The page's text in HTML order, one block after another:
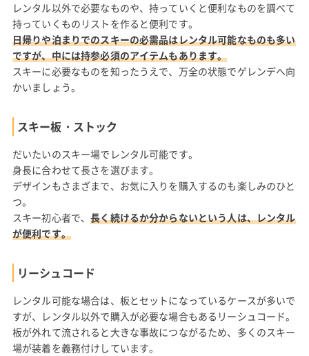
レンタル以外で必要なものや、持っていくと便利なものを調べて
持っていくものリストを作ると便利です。
日帰りや泊まりでのスキーの必需品はレンタル可能なものも多い
ですが、中には持参必須のアイテムもあります。
スキーに必要なものを知ったうえで、万全の状態でゲレンデへ向
かいましょう。
スキー板・ストック
だいたいのスキー場でレンタル可能です。
身長に合わせて長さを選びます。
デザインもさまざまで、お気に入りを購入するのも楽しみのひと
つ。
スキー初心者で、長く続けるか分からないという人は、レンタル
が便利です。
リーシュコード
レンタル可能な場合は、板とセットになっているケースが多いで
すが、レンタル以外で購入が必要な場合もあるリーシュコード。
板が外れて流されると大きな事故につながるため、多くのスキー
場が装着を義務付けしています。